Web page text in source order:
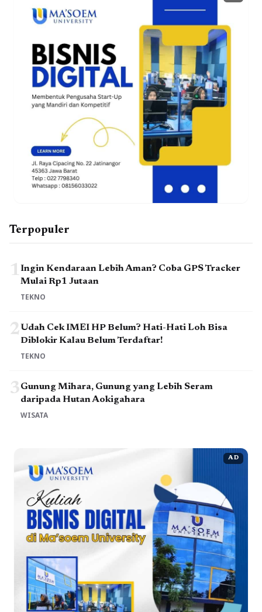
Terpopuler
1Ingin Kendaraan Lebih Aman? Coba GPS Tracker
Mulai Rp1 Jutaan
TEKNO
2Udah Cek IMEI HP Belum? Hati-Hati Loh Bisa
Diblokir Kalau Belum Terdaftar!
TEKNO
3Gunung Mihara, Gunung yang Lebih Seram
daripada Hutan Aokigahara
WISATA
AD